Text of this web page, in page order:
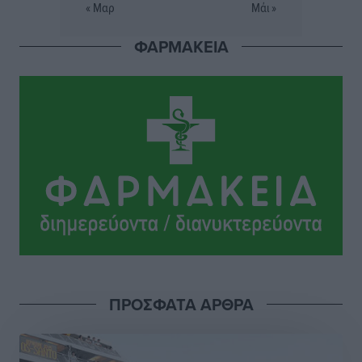
Αθλητικά• πριν 13 ώρες
Σι Τζέι Χάρις: «Να πανηγυρίσουμε πολλές νίκες μαζί»
Αθλητικά • πριν 13 ώρες
Ροδήλιος: Ο απολογισμός από το Πανελλήνιο
Πρωτάθλημα Πίστας
Αθλητικά• πριν 13 ώρες
« Μαρ Μάι »
ΦΑΡΜΑΚΕΙΑ
ΠΡΟΣΦΑΤΑ ΑΡΘΡΑ